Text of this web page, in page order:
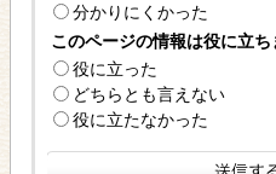
分かりにくかった
このページの情報は役に立ち
役に立った
どちらとも言えない
役に立たなかった